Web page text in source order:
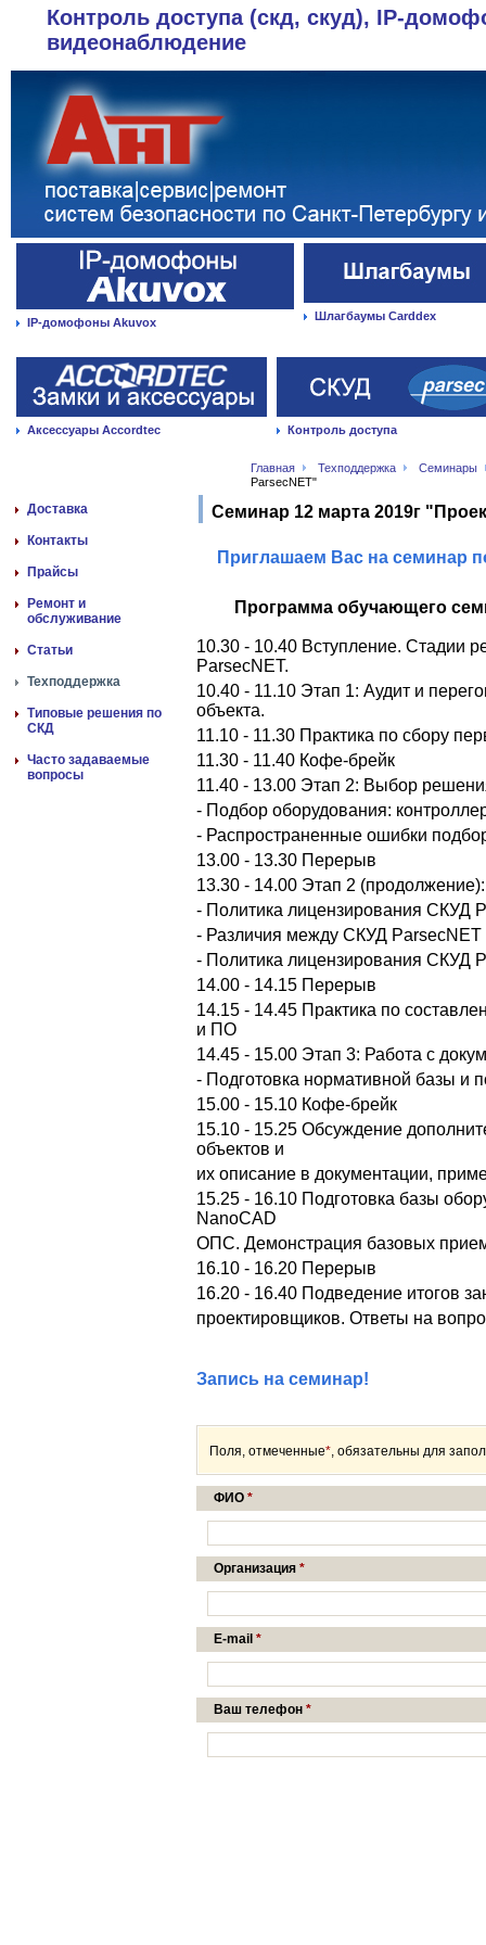
Контроль доступа (скд, скуд), IP-
видеонаблюдение
IP-домофоны Akuvox Шлагбаумы Carddex
Аксессуары Accordtec Контроль доступа
Главная Техподдержка
Семинары
ParsecNET"
Доставка
Контакты
Прайсы
Ремонт и
обслуживание
Статьи
Техподдержка
Типовые решения по
СКД
Часто задаваемые
вопросы
Семинар 12 марта 2019г
Приглашаем Вас на семинар
Программа обучающего
10.30 - 10.40 Вступление. Стадии
ParsecNET.
10.40 - 11.10 Этап 1: Аудит и
объекта.
11.10 - 11.30 Практика по сбору
11.30 - 11.40 Кофе-брейк
11.40 - 13.00 Этап 2: Выбор
- Подбор оборудования:
- Распространенные ошибки
13.00 - 13.30 Перерыв
13.30 - 14.00 Этап 2
- Политика лицензирования СКУД
- Различия между СКУД ParsecNET
- Политика лицензирования СКУД
14.00 - 14.15 Перерыв
14.15 - 14.45 Практика по
и ПО
14.45 - 15.00 Этап 3: Работа с
- Подготовка нормативной базы и
15.00 - 15.10 Кофе-брейк
15.10 - 15.25 Обсуждение
объектов и
их описание в документации,
15.25 - 16.10 Подготовка базы
NanoCAD
ОПС. Демонстрация базовых
16.10 - 16.20 Перерыв
16.20 - 16.40 Подведение итогов
проектировщиков. Ответы на
Запись на семинар!
Поля, отмеченные*, обязательны для
ФИО *
Организация *
E-mail *
Ваш телефон *